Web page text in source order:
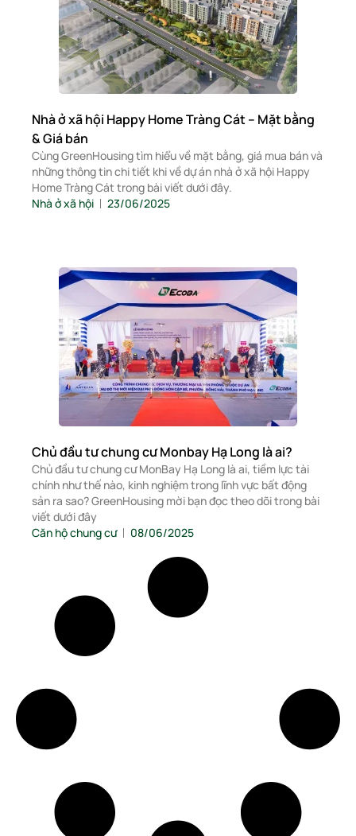
Nhà ở xã hội Happy Home Tràng Cát – Mặt bằng
& Giá bán
Cùng GreenHousing tìm hiểu về mặt bằng, giá mua bán và
những thông tin chi tiết khi về dự án nhà ở xã hội Happy
Home Tràng Cát trong bài viết dưới đây.
Nhà ở xã hội
23/06/2025
Chủ đầu tư chung cư Monbay Hạ Long là ai?
Chủ đầu tư chung cư MonBay Hạ Long là ai, tiềm lực tài
chính như thế nào, kinh nghiệm trong lĩnh vực bất động
sản ra sao? GreenHousing mời bạn đọc theo dõi trong bài
viết dưới đây
Căn hộ chung cư
08/06/2025